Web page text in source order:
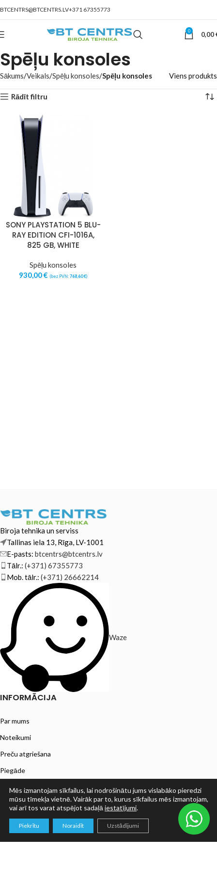
BTCENTRS@BTCENTRS.LV+371 67355773
0 0,00
Spēļu konsoles
Sākums Veikals Spēļu konsoles Spēļu konsoles Viens produkts
Rādīt filtru
SONY PLAYSTATION 5 BLU-
RAY EDITION CFI-1016A,
825 GB, WHITE
Spēļu konsoles
930,00€ (bez PVN:768,60€)
Biroja tehnika un serviss
Tallinas iela 13, Rīga, LV-1001
E-pasts: btcentrs@btcentrs.lv
Tālr.: (+371) 67355773
Mob. tālr.: (+371) 26662214
Waze
INFORMĀCIJA
Par mums
Noteikumi
Preču atgriešana
Piegāde
ESTO nomaksa
Privātuma politika
Mēs izmantojam sīkfailus, lai nodrošinātu jums vislabāko pieredzi
mūsu tīmekļa vietnē. Vairāk par to, kurus sīkfailus mēs izmantojam,
vai arī tos varat atspējot sadaļā iestatījumi.
Piekrītu Noraidīt Uzstādījumi
FiltersGrozs
Mans konts